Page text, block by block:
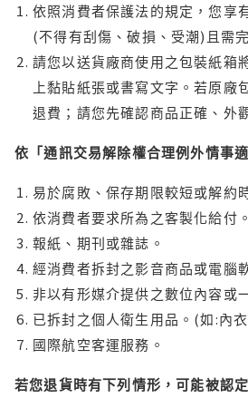
依照消費者保護法的規定，您享
(不得有刮傷、破損、受潮)且需
請您以送貨廠商使用之包裝紙箱
上黏貼紙張或書寫文字。若原
退費；請您先確認商品正確、外
依「通訊交易解除權合理例外情事
易於腐敗、保存期限較短或解約
依消費者要求所為之客製化給付
報紙、期刊或雜誌。
經消費者拆封之影音商品或電腦
非以有形媒介提供之數位內容或
已拆封之個人衛生用品。(如:內
國際航空客運服務。
若您退貨時有下列情形，可能被認